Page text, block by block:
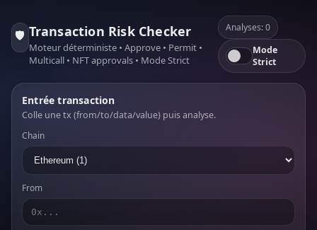
🛡️ Transaction Risk Checker
Moteur déterministe • Approve • Permit •
Multicall • NFT approvals • Mode Strict
Analyses: 0
Mode
Strict
Entrée transaction
Colle une tx (from/to/data/value) puis analyse.
Chain
From